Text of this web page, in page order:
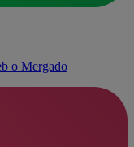
o Mergado